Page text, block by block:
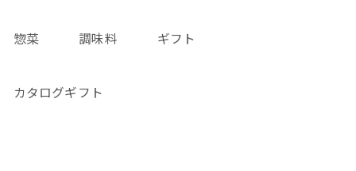
惣菜 調味料 ギフト
カタログギフト